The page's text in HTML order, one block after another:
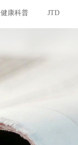
健康科普 JTD